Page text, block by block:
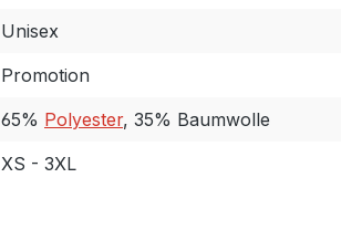
Unisex
Promotion
65% Polyester, 35% Baumwolle
XS - 3XL